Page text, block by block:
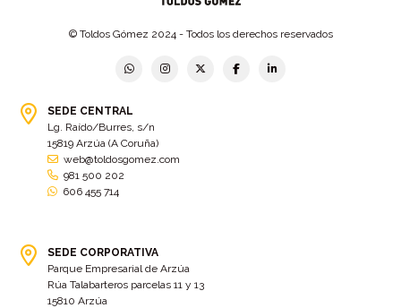
Betanzos
bolsa cac (3)
bolsa ct (3)
Bolsas de elevación
Cafe-bar Nova Xeira (2)
Calidad (4)
© Toldos Gómez 2024 - Todos los derechos reservados
SEDE CENTRAL
Lg. Raído/Burres, s/n
15819 Arzúa (A Coruña)
web@toldosgomez.com
981 500 202
606 455 714
SEDE CORPORATIVA
Parque Empresarial de Arzúa
Rúa Talabarteros parcelas 11 y 13
15810 Arzúa